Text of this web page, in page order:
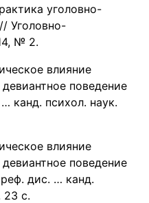
уголовно-
Уголовно-
№ 2.
влияние
поведение
канд. психол. наук.
влияние
поведение
дис. … канд.
23 с.